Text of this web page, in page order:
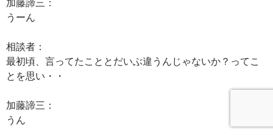
うーん
相談者：
最初頃、言ってたこととだいぶ違うんじゃないか？ってこ
とを思い・・
加藤諦三：
うん